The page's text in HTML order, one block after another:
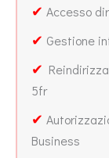
✔ Accesso
✔ Gestione
✔
5fr
✔
Business